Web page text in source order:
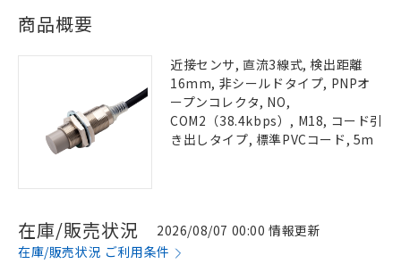
商品概要
近接センサ, 直流3線式, 検出距離
16mm, 非シールドタイプ, PNPオ
ープンコレクタ, NO,
COM2（38.4kbps）, M18, コード引
き出しタイプ, 標準PVCコード, 5m
在庫/販売状況
2026/08/07 00:00 情報更新
在庫/販売状況 ご利用条件